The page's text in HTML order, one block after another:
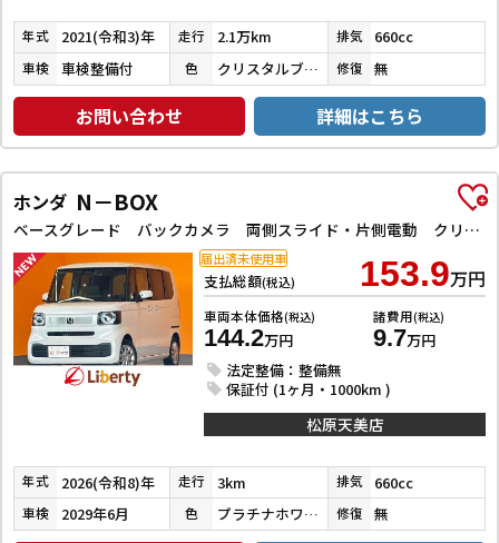
年式 2021(令和3)年 走行 2.1万km 排気 660cc
車検 車検整備付 色 クリスタルブラックパール 修復 無
お問い合わせ 詳細はこちら
ホンダ N－BOX
ベースグレード バックカメラ 両側スライド・片側電動 クリアランスソナー オートクルーズコントロール レーンアシスト オートライト スマートキー アイドリングストップ 電動格納ミラー シートヒーター ベンチシート
支払総額(税込) 153.9万円
車両本体価格(税込)
144.2万円
諸費用(税込)
9.7万円
法定整備：整備無
保証付 (1ヶ月・1000km )
届出済未使用車
松原天美店
年式 2026(令和8)年 走行 3km 排気 660cc
車検 2029年6月 色 プラチナホワイトパール 修復 無